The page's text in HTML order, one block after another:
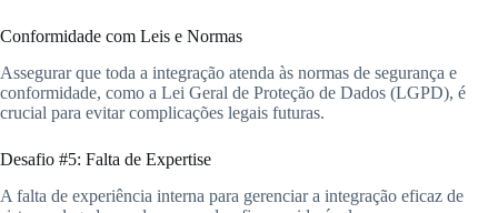
Conformidade com Leis e Normas
Assegurar que toda a integração atenda às normas de segurança e
conformidade, como a Lei Geral de Proteção de Dados (LGPD), é
crucial para evitar complicações legais futuras.
Desafio #5: Falta de Expertise
A falta de experiência interna para gerenciar a integração eficaz de